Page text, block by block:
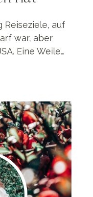
Reiseziele, auf
war, aber
Eine Weile…